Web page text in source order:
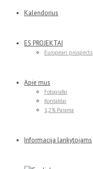
Kalendorius
ES PROJEKTAI
European prospects
Apie mus
Fotografai
Kontaktai
1,2% Parama
Informacija lankytojams